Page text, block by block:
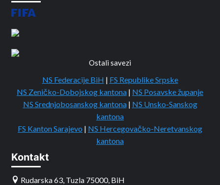
Ostali savezi
NS Federacije BiH | FS Republike Srpske
NS Zeničko-Dobojskog kantona | NS Posavske županje
NS Srednjobosanskog kantona | NS Unsko-Sanskog
kantona
FS Kanton Sarajevo | NS Hercegovačko-Neretvanskog
kantona
Kontakt
Rudarska 63, Tuzla 75000, BiH